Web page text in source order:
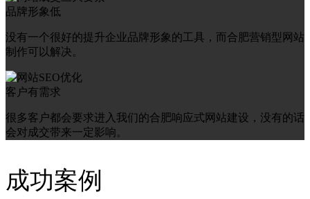
品牌形象低
没有一个很好的提升企业品牌形象的工具，而合肥营销型网站
制作可以解决。
客户有需求
很多客户都会要求进入我们的合肥响应式网站建设，没有的话
会对成交带来一定影响。
成功案例